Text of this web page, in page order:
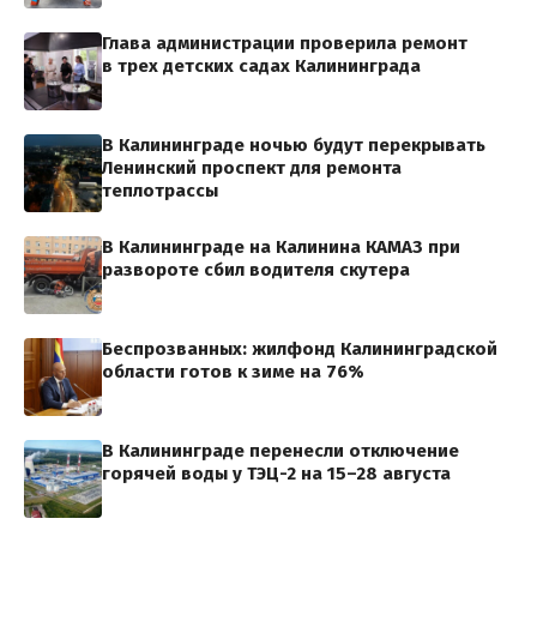
Глава администрации проверила ремонт
в трех детских садах Калининграда
В Калининграде ночью будут перекрывать
Ленинский проспект для ремонта
теплотрассы
В Калининграде на Калинина КАМАЗ при
развороте сбил водителя скутера
Беспрозванных: жилфонд Калининградской
области готов к зиме на 76%
В Калининграде перенесли отключение
горячей воды у ТЭЦ-2 на 15–28 августа